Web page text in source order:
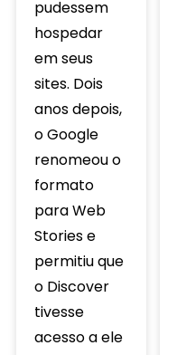
pudessem
hospedar
em seus
sites. Dois
anos depois,
o Google
renomeou o
formato
para Web
Stories e
permitiu que
o Discover
tivesse
acesso a ele